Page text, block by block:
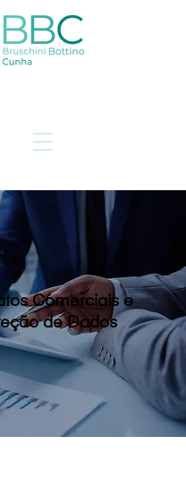
Comerciais e
de Dados